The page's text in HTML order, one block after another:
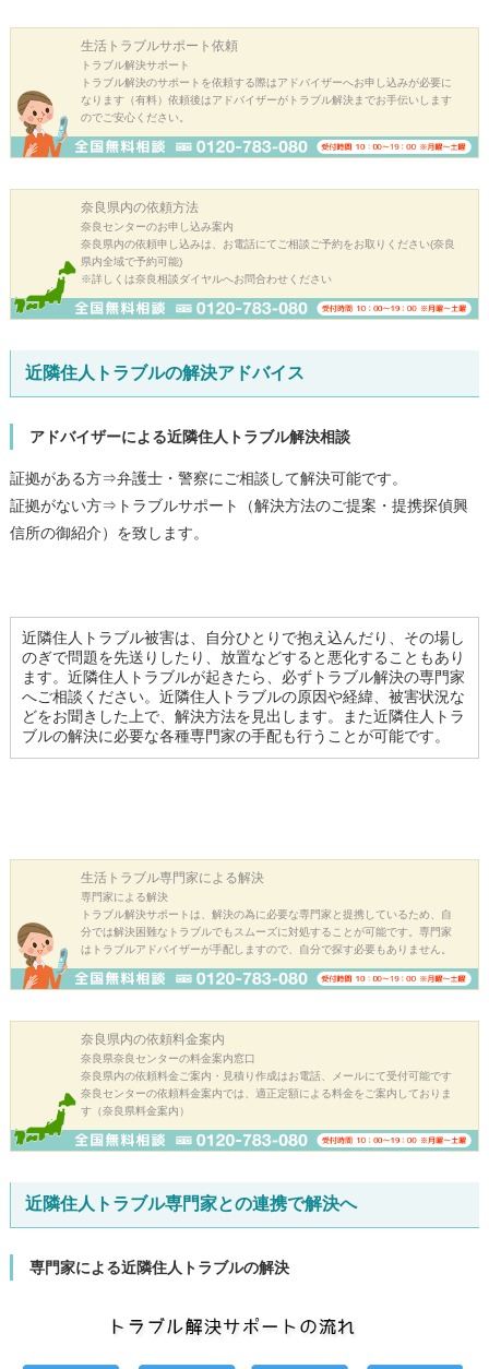
生活トラブルサポート依頼
トラブル解決サポート
トラブル解決のサポートを依頼する際はアドバイザーへお申し込みが必要に
なります（有料）依頼後はアドバイザーがトラブル解決までお手伝いします
のでご安心ください。
奈良県内の依頼方法
奈良センターのお申し込み案内
奈良県内の依頼申し込みは、お電話にてご相談ご予約をお取りください(奈良
県内全域で予約可能)
※詳しくは奈良相談ダイヤルへお問合わせください
近隣住人トラブルの解決アドバイス
アドバイザーによる近隣住人トラブル解決相談
証拠がある方⇒弁護士・警察にご相談して解決可能です。
証拠がない方⇒トラブルサポート（解決方法のご提案・提携探偵興
信所の御紹介）を致します。
近隣住人トラブル被害は、自分ひとりで抱え込んだり、その場し
のぎで問題を先送りしたり、放置などすると悪化することもあり
ます。近隣住人トラブルが起きたら、必ずトラブル解決の専門家
へご相談ください。近隣住人トラブルの原因や経緯、被害状況な
どをお聞きした上で、解決方法を見出します。また近隣住人トラ
ブルの解決に必要な各種専門家の手配も行うことが可能です。
生活トラブル専門家による解決
専門家による解決
トラブル解決サポートは、解決の為に必要な専門家と提携しているため、自
分では解決困難なトラブルでもスムーズに対処することが可能です。専門家
はトラブルアドバイザーが手配しますので、自分で探す必要もありません。
奈良県内の依頼料金案内
奈良県奈良センターの料金案内窓口
奈良県内の依頼料金ご案内・見積り作成はお電話、メールにて受付可能です
奈良センターの依頼料金案内では、適正定額による料金をご案内しておりま
す（奈良県料金案内）
近隣住人トラブル専門家との連携で解決へ
専門家による近隣住人トラブルの解決